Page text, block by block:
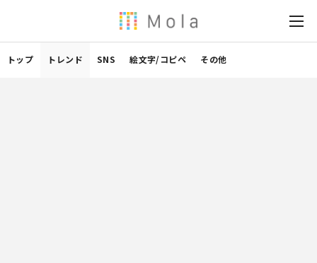
トップ トレンド SNS 絵文字/コピペ その他